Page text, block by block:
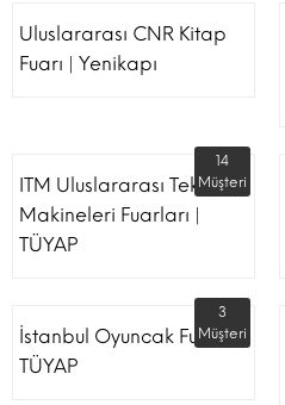
Uluslararası CNR Kitap
Fuarı | Yenikapı
ITM Uluslararası Tekstil
Makineleri Fuarları |
TÜYAP
14
Müşteri
İstanbul Oyuncak Fuarı -
TÜYAP
3
Müşteri